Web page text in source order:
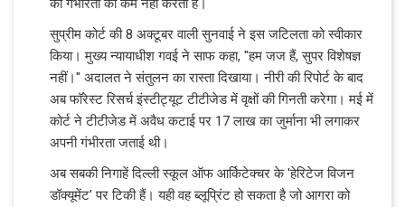
की गंभीरता को कम नहीं करती है।
सुप्रीम कोर्ट की 8 अक्टूबर वाली सुनवाई ने इस जटिलता को स्वीकार
किया। मुख्य न्यायाधीश गवई ने साफ कहा, "हम जज हैं, सुपर विशेषज्ञ
नहीं।" अदालत ने संतुलन का रास्ता दिखाया। नीरी की रिपोर्ट के बाद
अब फॉरेस्ट रिसर्च इंस्टीट्यूट टीटीजेड में वृक्षों की गिनती करेगा। मई में
कोर्ट ने टीटीजेड में अवैध कटाई पर 17 लाख का जुर्माना भी लगाकर
अपनी गंभीरता जताई थी।
अब सबकी निगाहें दिल्ली स्कूल ऑफ आर्किटेक्चर के 'हेरिटेज विजन
डॉक्यूमेंट' पर टिकी हैं। यही वह ब्लूप्रिंट हो सकता है जो आगरा को